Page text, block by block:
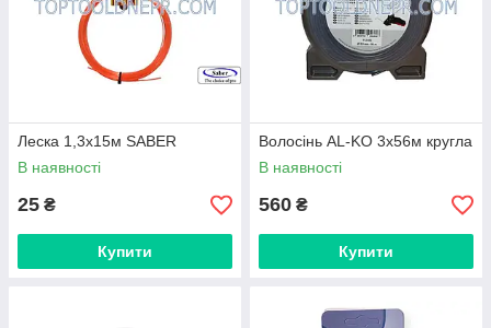
Леска 1,3х15м SABER
В наявності
25 ₴
Купити
Волосінь AL-KO 3х56м кругла
В наявності
560 ₴
Купити